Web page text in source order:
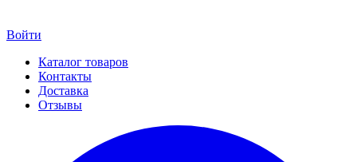
Войти
Каталог товаров
Контакты
Доставка
Отзывы